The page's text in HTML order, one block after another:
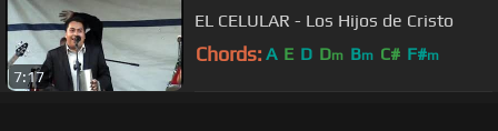
7:17
EL CELULAR - Los Hijos de Cristo
Chords: A E D Dm Bm C# F#m